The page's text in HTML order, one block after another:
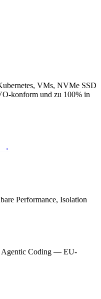
VMs, NVMe SSD
konform und zu 100% in
→
Performance, Isolation
Agentic Coding — EU-